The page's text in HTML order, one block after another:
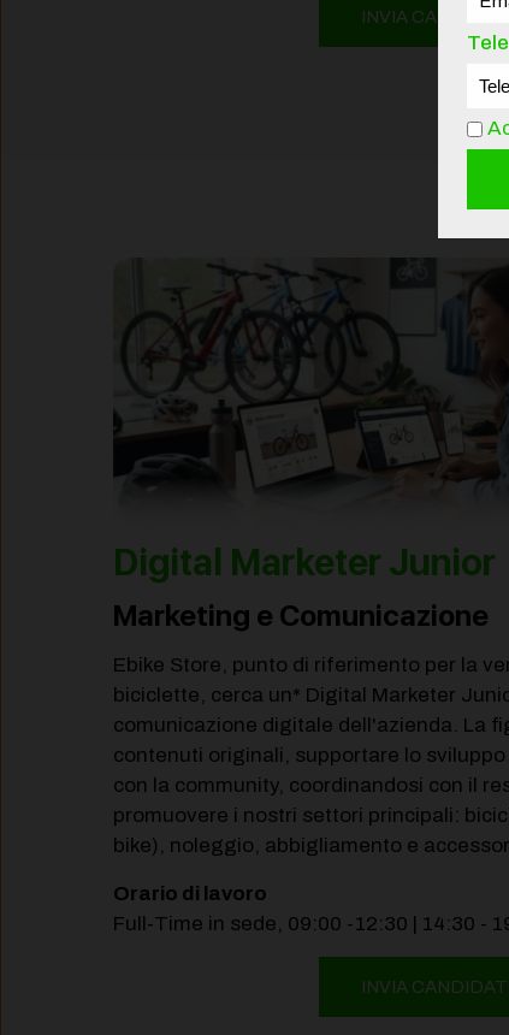
INVIA
Digital Marketer Junior
Marketing e Comunicazione
Ebike Store, punto di riferimento per la
biciclette, cerca un* Digital Marketer
comunicazione digitale dell'azienda. La
contenuti originali, supportare lo
con la community, coordinandosi con il
promuovere i nostri settori principali:
bike), noleggio, abbigliamento e
Orario di lavoro
Full-Time in sede, 09:00 -12:30 | 14:30 -
INVIA